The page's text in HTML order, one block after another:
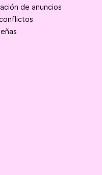
de anuncios